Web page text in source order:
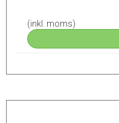
(inkl. moms)